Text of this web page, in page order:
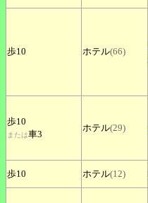
歩10 ホテル(66)
歩10
または車3
ホテル(29)
歩10 ホテル(12)